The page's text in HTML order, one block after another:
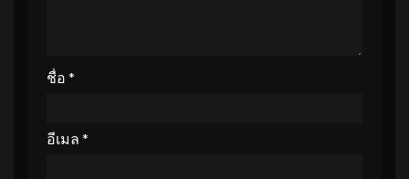
ชื่อ *
อีเมล *